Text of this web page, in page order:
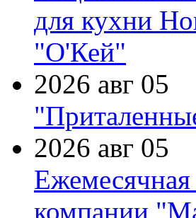
для кухни
"О'Кей"
2026 авг 05
2026 авг 05
Ежемесячная
компании